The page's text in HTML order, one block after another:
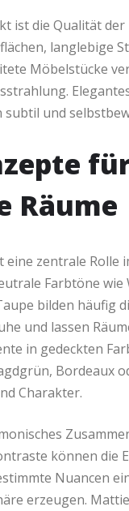
ist die Qualität
langlebige
Möbelstücke
und
Räume
eine zentrale Rolle
Farbtöne wie
bilden häufig
und lassen
in gedeckten
Bordeaux
Charakter.
können die
Nuancen
erzeugen.